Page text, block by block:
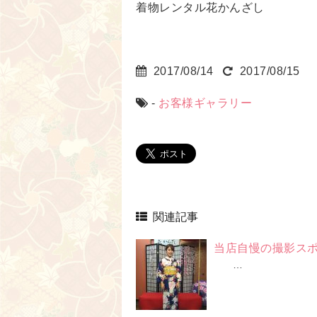
着物レンタル花かんざし
2017/08/14 2017/08/15
- お客様ギャラリー
関連記事
当店自慢の撮影ス
…